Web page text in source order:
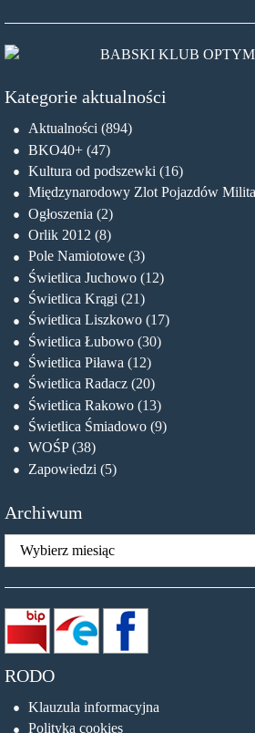
Kategorie aktualności
Aktualności (894)
BKO40+ (47)
Kultura od podszewki (16)
Międzynarodowy Zlot Pojazdów
Ogłoszenia (2)
Orlik 2012 (8)
Pole Namiotowe (3)
Świetlica Juchowo (12)
Świetlica Krągi (21)
Świetlica Liszkowo (17)
Świetlica Łubowo (30)
Świetlica Piława (12)
Świetlica Radacz (20)
Świetlica Rakowo (13)
Świetlica Śmiadowo (9)
WOŚP(38)
Zapowiedzi (5)
Archiwum
Archiwum
RODO
Klauzula informacyjna
Polityka cookies